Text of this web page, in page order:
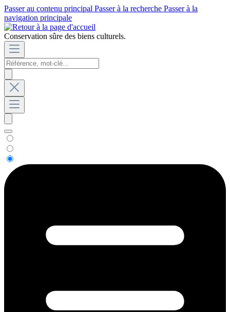
Passer au contenu principal Passer à la recherche Passer à la
navigation principale
Conservation sûre des biens culturels.